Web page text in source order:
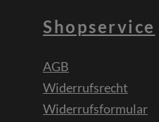
Shopservice
AGB
Widerrufsrecht
Widerrufsformular